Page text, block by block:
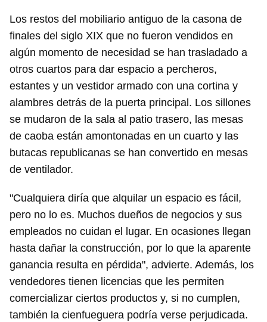
Los restos del mobiliario antiguo de la casona de
finales del siglo XIX que no fueron vendidos en
algún momento de necesidad se han trasladado a
otros cuartos para dar espacio a percheros,
estantes y un vestidor armado con una cortina y
alambres detrás de la puerta principal. Los sillones
se mudaron de la sala al patio trasero, las mesas
de caoba están amontonadas en un cuarto y las
butacas republicanas se han convertido en mesas
de ventilador.
"Cualquiera diría que alquilar un espacio es fácil,
pero no lo es. Muchos dueños de negocios y sus
empleados no cuidan el lugar. En ocasiones llegan
hasta dañar la construcción, por lo que la aparente
ganancia resulta en pérdida", advierte. Además, los
vendedores tienen licencias que les permiten
comercializar ciertos productos y, si no cumplen,
también la cienfueguera podría verse perjudicada.